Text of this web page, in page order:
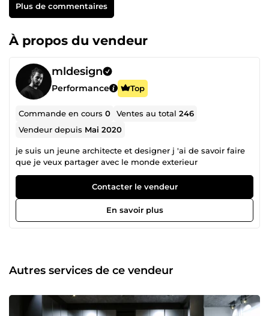
Plus de commentaires
À propos du vendeur
mldesign
Performance Top
Commande en cours0 Ventes au total246
Vendeur depuis Mai 2020
je suis un jeune architecte et designer j 'ai de savoir faire
que je veux partager avec le monde exterieur
Contacter le vendeur
En savoir plus
Autres services de ce vendeur